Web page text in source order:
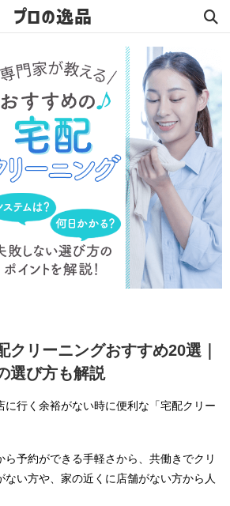
プロの逸品
クリーニングおすすめ20選｜
選び方も解説
に行く余裕がない時に便利な「宅配クリー
ら予約ができる手軽さから、共働きでクリ
ない方や、家の近くに店舗がない方から人